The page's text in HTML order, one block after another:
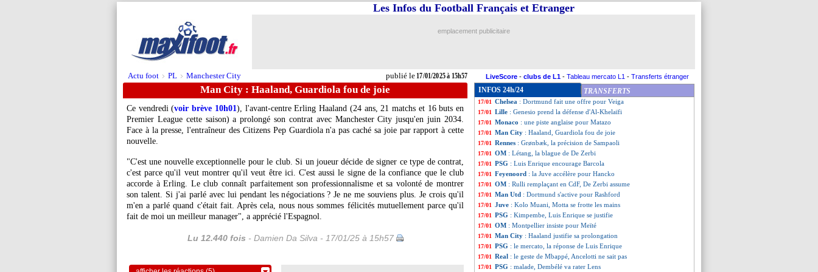
Actu foot > PL > Manchester City publié le17/01/2025 à 15h57
Les Infos du Football Français et Etranger
emplacement publicitaire
LiveScore - clubs de L1 - Tableau mercato L1 - Transferts étranger
Man City : Haaland, Guardiola fou de joie
Ce vendredi (voir brève 10h01), l'avant-centreErling Haaland (24 ans, 21 matchs et 16 buts en
Premier League cette saison) a prolongé son contrat avec Manchester City jusqu'en juin 2034.
Face à la presse, l'entraîneur des Citizens Pep Guardiola n'a pas caché sa joie par rapport à cette
nouvelle.
"C'est une nouvelle exceptionnelle pour le club. Si un joueur décide de signer ce type de contrat,
c'est parce qu'il veut montrer qu'il veut être ici. C'est aussi le signe de la confiance que le club
accorde à Erling. Le club connaît parfaitement son professionnalisme et sa volonté de montrer
son talent. Si j'ai parlé avec lui pendant les négociations ? Je ne me souviens plus. Je crois qu'il
m'en a parlé quand c'était fait. Après cela, nous nous sommes félicités mutuellement parce qu'il
fait de moi un meilleur manager", a apprécié l'Espagnol.
Lu 12.440 fois - Damien Da Silva - 17/01/25 à 15h57
INFOS 24h/24 TRANSFERTS
17/01 Lyon: Diawara prêté au Havre (officiel)
17/01 Rennes
17/01 Leipzig : l'agent de Sesko répond pour Arsenal
17/01 PSG: Luis Enrique ne sent pas Mendes perturbé
17/01 Chelsea : Dortmund fait une offre pour Veiga
17/01 Lille : Genesio prend la défense d'Al-Khelaïfi
17/01 Monaco : une piste anglaise pour Matazo
17/01 Man City : Haaland, Guardiola fou de joie
17/01 Rennes : Grønbæk, la précision de Sampaoli
17/01 OM : Létang, la blague de De Zerbi
17/01 PSG : Luis Enrique encourage Barcola
17/01 Feyenoord : la Juve accélère pour Hancko
17/01 OM : Rulli remplaçant en CdF, De Zerbi assume
17/01 Man Utd : Dortmund s'active pour Rashford
17/01 Juve : Kolo Muani, Motta se frotte les mains
17/01 PSG : Kimpembe, Luis Enrique se justifie
17/01 OM : Montpellier insiste pour Meïté
17/01 Man City : Haaland justifie sa prolongation
17/01 PSG : le mercato, la réponse de Luis Enrique
17/01 Real : le geste de Mbappé, Ancelotti ne sait pas
17/01 PSG : malade, Dembélé va rater Lens